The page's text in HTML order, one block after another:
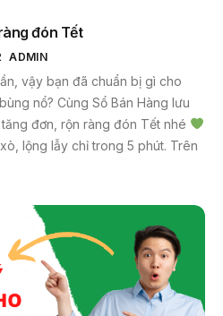
đón Tết
ADMIN
vậy bạn đã chuẩn bị gì cho
nổ? Cùng Sổ Bán Hàng lưu
đơn, rộn ràng đón Tết nhé
lộng lẫy chỉ trong 5 phút. Trên